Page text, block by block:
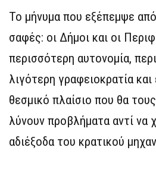
Το μήνυμα που εξέπεμψε
σαφές: οι Δήμοι και οι
περισσότερη αυτονομία,
λιγότερη γραφειοκρατία και
θεσμικό πλαίσιο που θα
λύνουν προβλήματα αντί να
αδιέξοδα του κρατικού